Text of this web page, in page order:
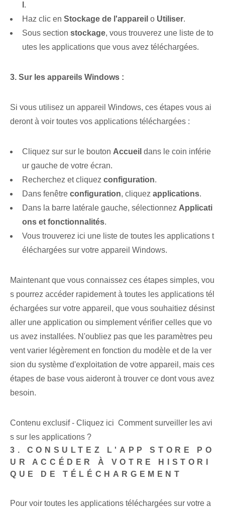
.
Haz clic en Stockage de l'appareil o Utiliser.
Sous section stockage, vous trouverez⁢ une liste de to
utes les applications que vous avez téléchargées.
3. Sur les appareils Windows :
Si vous utilisez un appareil Windows, ces étapes vous ai
deront à voir toutes vos applications téléchargées :
Cliquez sur ⁢sur le⁢ bouton Accueil dans le coin inférie
ur gauche de votre écran.
Recherchez et cliquez configuration.
Dans⁤ fenêtre⁢ configuration,‍ cliquez​ applications.
Dans la barre latérale gauche, sélectionnez Applicati
ons et fonctionnalités.
Vous trouverez ici une liste de toutes les applications t
éléchargées sur votre appareil Windows.
Maintenant que vous connaissez ces étapes simples, vou
s pourrez accéder rapidement à toutes les applications tél
échargées sur votre appareil, que vous souhaitiez désinst
aller une application ou simplement vérifier celles que vo
us avez installées. N'oubliez pas que les paramètres peu
vent varier légèrement en fonction du modèle et de la ver
sion du système d'exploitation de votre appareil, mais ces
étapes de base vous aideront à trouver ce dont vous avez
besoin.
Contenu exclusif - Cliquez ici Comment surveiller les avi
s sur les applications ?
3. CONSULTEZ L'APP STORE PO
UR ACCÉDER À VOTRE HISTORI
QUE DE TÉLÉCHARGEMENT
Pour voir toutes les applications téléchargées sur votre a